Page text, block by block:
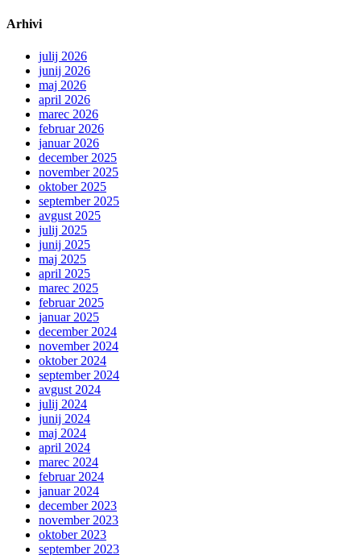
Arhivi
julij 2026
junij 2026
maj 2026
april 2026
marec 2026
februar 2026
januar 2026
december 2025
november 2025
oktober 2025
september 2025
avgust 2025
julij 2025
junij 2025
maj 2025
april 2025
marec 2025
februar 2025
januar 2025
december 2024
november 2024
oktober 2024
september 2024
avgust 2024
julij 2024
junij 2024
maj 2024
april 2024
marec 2024
februar 2024
januar 2024
december 2023
november 2023
oktober 2023
september 2023